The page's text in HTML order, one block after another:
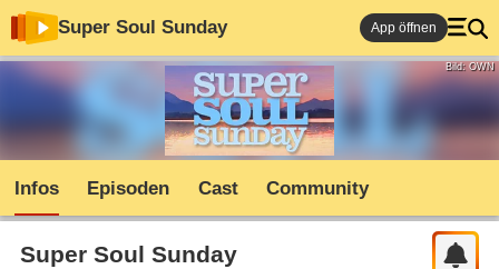
Super Soul Sunday App öffnen
Bild: OWN
Infos Episoden Cast Community
Super Soul Sunday